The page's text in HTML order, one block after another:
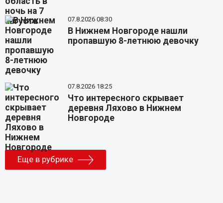
07.8.2026 08:30
В Нижнем Новгороде нашли
пропавшую 8-летнюю девочку
07.8.2026 18:25
Что интересного скрывает
деревня Ляхово в Нижнем
Новгороде
Еще в рубрике